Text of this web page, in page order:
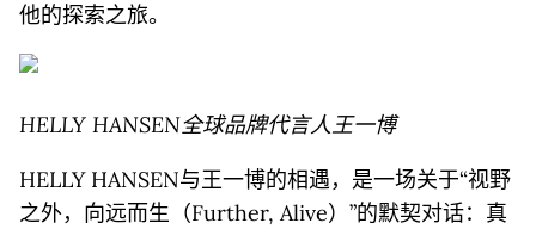
他的探索之旅。
HELLY HANSEN全球品牌代言人王一博
HELLY HANSEN与王一博的相遇，是一场关于“视野
之外，向远而生（Further, Alive）”的默契对话：真